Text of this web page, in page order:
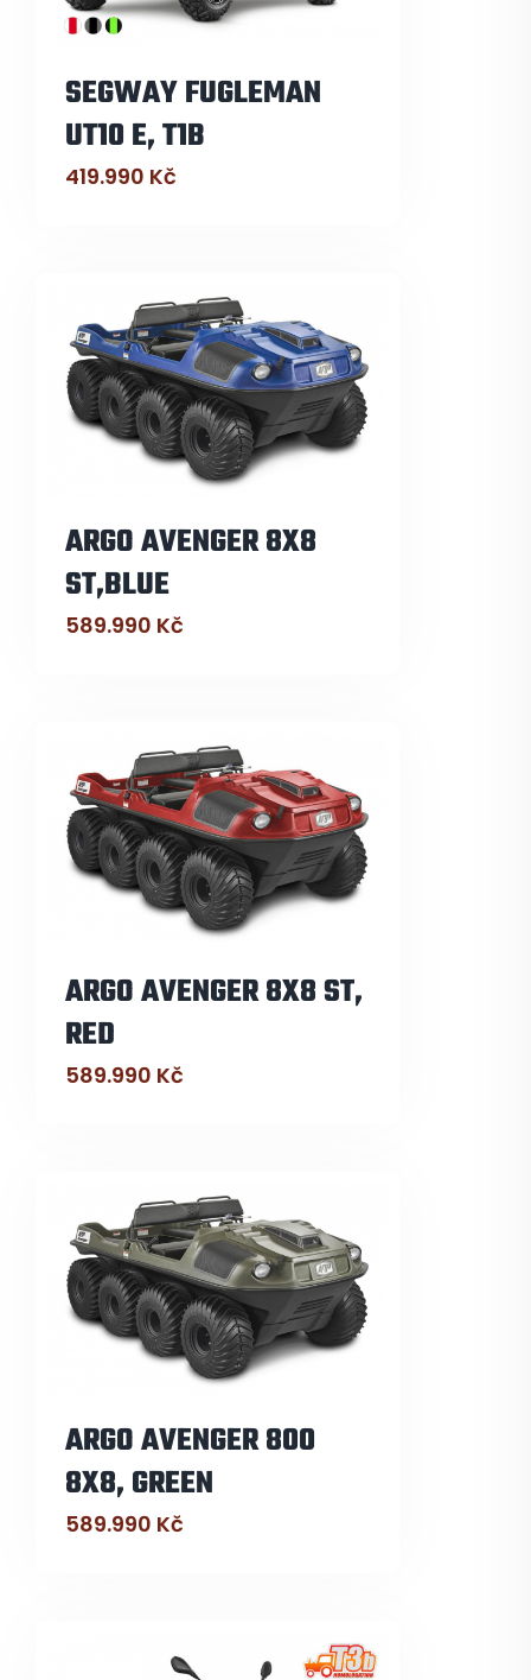
SEGWAY FUGLEMAN
UT10 E, T1B
419.990 Kč
ARGO AVENGER 8X8
ST,BLUE
589.990 Kč
ARGO AVENGER 8X8 ST,
RED
589.990 Kč
ARGO AVENGER 800
8X8, GREEN
589.990 Kč